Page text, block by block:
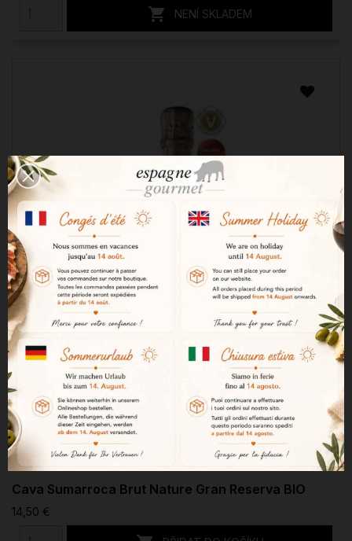
 NENÍ SKLADEM
Cava Sumarroca Brut Nature Gran Reserva BIO
14,50 €